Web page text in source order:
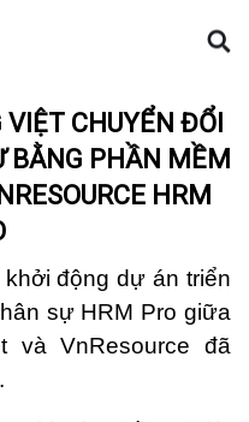
Việt chuyển đổi số quản
sự VnResource HRM Pro
CHUYỂN ĐỔI
BẰNG PHẦN MỀM
HRM
động dự án triển
sự HRM Pro giữa
và VnResource đã